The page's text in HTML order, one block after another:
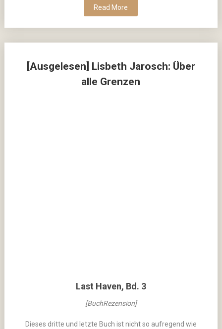
Read More
[Ausgelesen] Lisbeth Jarosch: Über
alle Grenzen
Last Haven, Bd. 3
[BuchRezension]
Dieses dritte und letzte Buch ist nicht so aufregend wie